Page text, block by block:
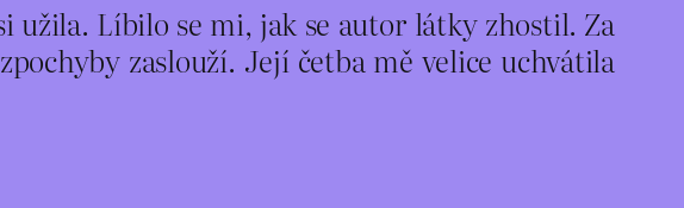
Líbilo se mi, jak se autor látky zhostil. Za
zaslouží. Její četba mě velice uchvátila